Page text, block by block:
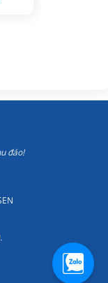
đáo!